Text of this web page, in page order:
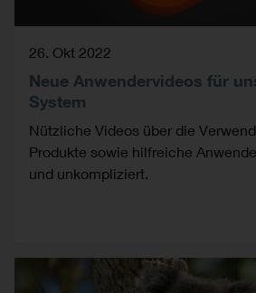
26. Okt 2022
Neue Anwendervideos für
System
Nützliche Videos über die
Produkte sowie hilfreiche
und unkompliziert.